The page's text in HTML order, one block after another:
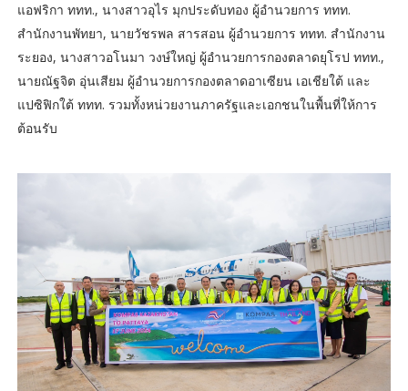
แอฟริกา ททท., นางสาวอุไร มุกประดับทอง ผู้อำนวยการ ททท.
สำนักงานพัทยา, นายวัชรพล สารสอน ผู้อำนวยการ ททท. สำนักงาน
ระยอง, นางสาวอโนมา วงษ์ใหญ่ ผู้อำนวยการกองตลาดยุโรป ททท.,
นายณัฐจิต อุ่นเสียม ผู้อำนวยการกองตลาดอาเซียน เอเชียใต้ และ
แปซิฟิกใต้ ททท. รวมทั้งหน่วยงานภาครัฐและเอกชนในพื้นที่ให้การ
ต้อนรับ